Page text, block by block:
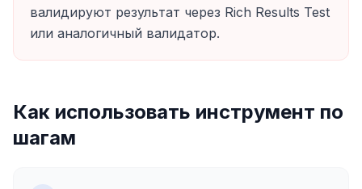
валидируют результат через Rich Results Test
или аналогичный валидатор.
Как использовать инструмент по
шагам